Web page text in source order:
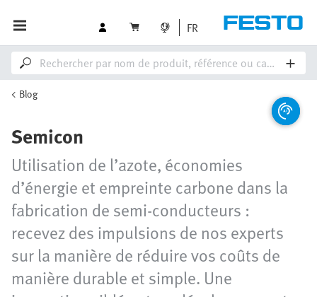
FR
Blog
Semicon
Utilisation de l’azote, économies
d’énergie et empreinte carbone dans la
fabrication de semi-conducteurs :
recevez des impulsions de nos experts
sur la manière de réduire vos coûts de
manière durable et simple. Une